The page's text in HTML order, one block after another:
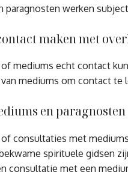
paragnosten werken
maken met
mediums echt contact
mediums om contact
en
consultaties met
spirituele gidsen
consultatie met een